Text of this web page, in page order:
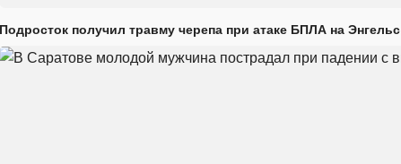
Подросток получил травму черепа при атаке БПЛА на Энгельс